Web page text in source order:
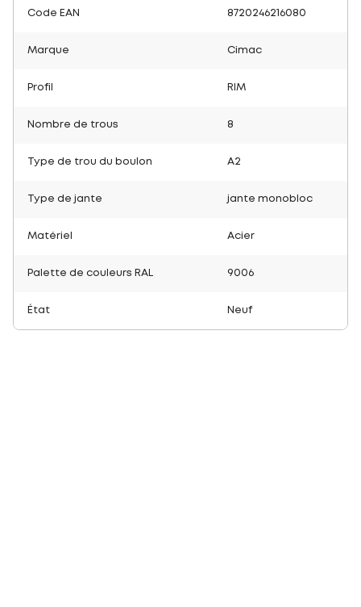
Code EAN 8720246216080
Marque Cimac
Profil RIM
Nombre de trous 8
Type de trou du boulon A2
Type de jante jante monobloc
Matériel Acier
Palette de couleurs RAL 9006
État Neuf